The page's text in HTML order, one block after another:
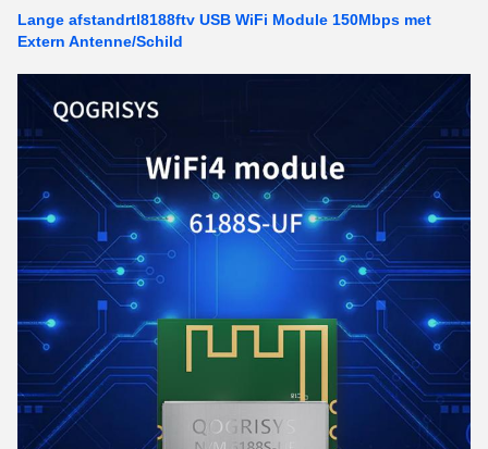
Lange afstandrtl8188ftv USB WiFi Module 150Mbps met
Extern Antenne/Schild